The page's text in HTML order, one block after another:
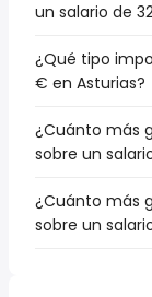
un salario de
¿Qué tipo
€ en Asturias?
¿Cuánto más
sobre un
¿Cuánto más
sobre un